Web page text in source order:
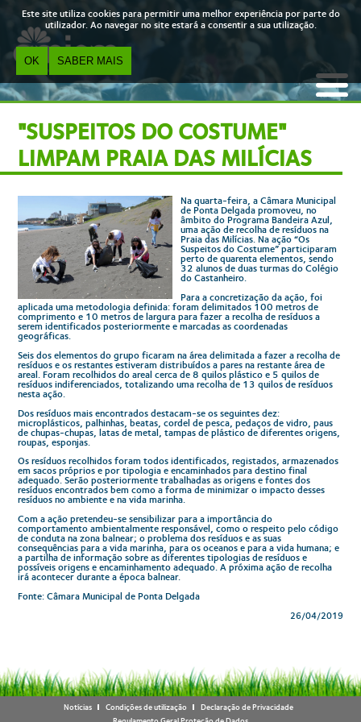
Este site utiliza cookies para permitir uma melhor experiência por parte do
utilizador. Ao navegar no site estará a consentir a sua utilização.
OK SABER MAIS
"SUSPEITOS DO COSTUME"
LIMPAM PRAIA DAS MILÍCIAS
Na quarta-feira, a Câmara Municipal
de Ponta Delgada promoveu, no
âmbito do Programa Bandeira Azul,
uma ação de recolha de resíduos na
Praia das Milícias. Na ação “Os
Suspeitos do Costume” participaram
perto de quarenta elementos, sendo
32 alunos de duas turmas do Colégio
do Castanheiro.
Para a concretização da ação, foi
aplicada uma metodologia definida: foram delimitados 100 metros de
comprimento e 10 metros de largura para fazer a recolha de resíduos a
serem identificados posteriormente e marcadas as coordenadas
geográficas.
Seis dos elementos do grupo ficaram na área delimitada a fazer a recolha de
resíduos e os restantes estiveram distribuídos a pares na restante área de
areal. Foram recolhidos do areal cerca de 8 quilos plástico e 5 quilos de
resíduos indiferenciados, totalizando uma recolha de 13 quilos de resíduos
nesta ação.
Dos resíduos mais encontrados destacam-se os seguintes dez:
microplásticos, palhinhas, beatas, cordel de pesca, pedaços de vidro, paus
de chupas-chupas, latas de metal, tampas de plástico de diferentes origens,
roupas, esponjas.
Os resíduos recolhidos foram todos identificados, registados, armazenados
em sacos próprios e por tipologia e encaminhados para destino final
adequado. Serão posteriormente trabalhadas as origens e fontes dos
resíduos encontrados bem como a forma de minimizar o impacto desses
resíduos no ambiente e na vida marinha.
Com a ação pretendeu-se sensibilizar para a importância do
comportamento ambientalmente responsável, como o respeito pelo código
de conduta na zona balnear; o problema dos resíduos e as suas
consequências para a vida marinha, para os oceanos e para a vida humana; e
a partilha de informação sobre as diferentes tipologias de resíduos e
possíveis origens e encaminhamento adequado. A próxima ação de recolha
irá acontecer durante a época balnear.
Fonte: Câmara Municipal de Ponta Delgada
26/04/2019
Notícias Condições de utilização
Declaração de Privacidade